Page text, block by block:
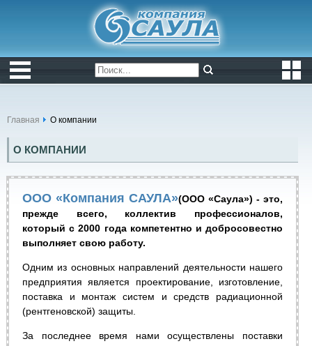
Главная О компании
О КОМПАНИИ
ООО «Компания САУЛА»(ООО «Саула») - это,
прежде всего, коллектив профессионалов,
который с 2000 года компетентно и добросовестно
выполняет свою работу.
Одним из основных направлений деятельности нашего
предприятия является проектирование, изготовление,
поставка и монтаж систем и средств радиационной
(рентгеновской) защиты.
За последнее время нами осуществлены поставки